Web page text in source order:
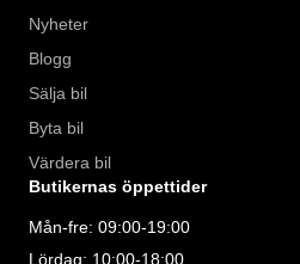
Nyheter
Blogg
Sälja bil
Byta bil
Värdera bil
Butikernas öppettider
Mån-fre: 09:00-19:00
Lördag: 10:00-18:00